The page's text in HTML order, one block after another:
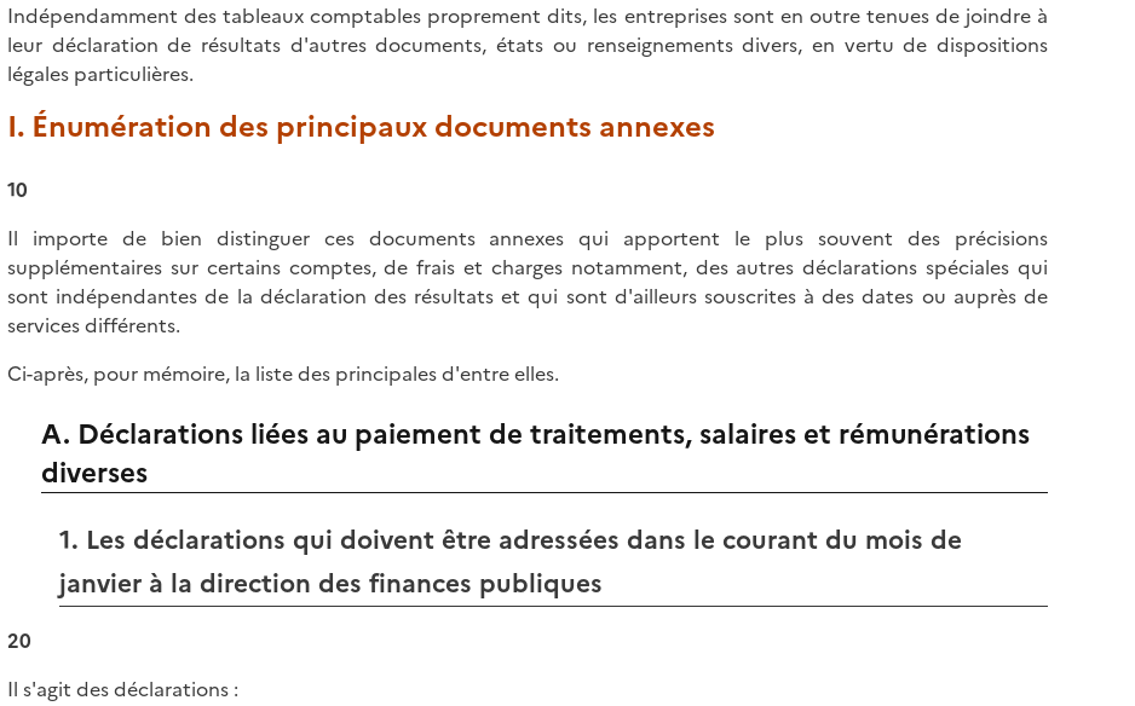
Indépendamment des tableaux comptables proprement dits, les entreprises sont en outre tenues de joindre à
leur déclaration de résultats d'autres documents, états ou renseignements divers, en vertu de dispositions
légales particulières.
I. Énumération des principaux documents annexes
10
Il importe de bien distinguer ces documents annexes qui apportent le plus souvent des précisions
supplémentaires sur certains comptes, de frais et charges notamment, des autres déclarations spéciales qui
sont indépendantes de la déclaration des résultats et qui sont d'ailleurs souscrites à des dates ou auprès de
services différents.
Ci-après, pour mémoire, la liste des principales d'entre elles.
A. Déclarations liées au paiement de traitements, salaires et rémunérations
diverses
1. Les déclarations qui doivent être adressées dans le courant du mois de
janvier à la direction des finances publiques
20
Il s'agit des déclarations :